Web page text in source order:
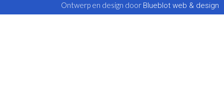
Ontwerp en design door Blueblot web & design